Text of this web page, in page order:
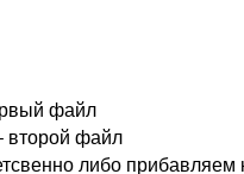
файл
второй файл
либо прибавляем